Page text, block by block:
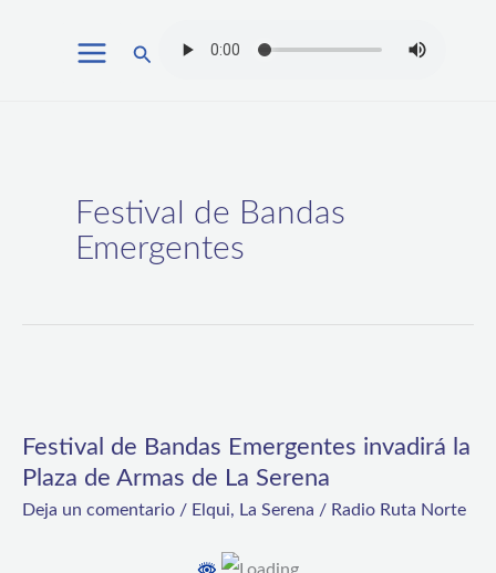
Buscar
Festival de Bandas
Emergentes
Festival de Bandas Emergentes invadirá la
Plaza de Armas de La Serena
Deja un comentario / Elqui, La Serena / Radio Ruta Norte
Bandas